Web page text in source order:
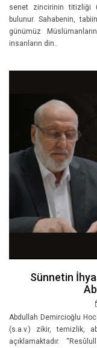
senet zincirinin titizliği
bulunur. Sahabenin,
günümüz
insanların din..
Sünnetin
Abdullah Demircioğlu
(s.a.v.) zikir, temizlik,
açıklamaktadır.